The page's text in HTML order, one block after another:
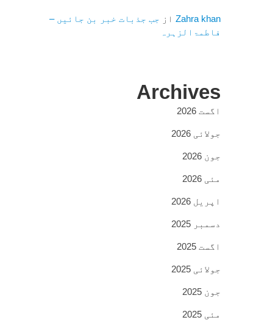
Zahra khanاز جب جذبات خبر بن جائیں –
فاطمۃالزہرہ
Archives
اگست 2026
جولائی 2026
جون 2026
مئی 2026
اپریل 2026
دسمبر 2025
اگست 2025
جولائی 2025
جون 2025
مئی 2025